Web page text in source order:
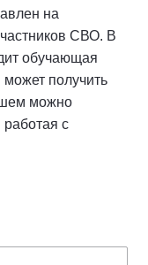
на
СВО. В
обучающая
получить
можно
работая с